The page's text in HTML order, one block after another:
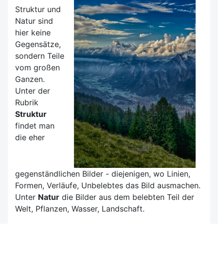
Struktur und
Natur sind
hier keine
Gegensätze,
sondern Teile
vom großen
Ganzen.
Unter der
Rubrik
Struktur
findet man
die eher
gegenständlichen Bilder - diejenigen, wo Linien,
Formen, Verläufe, Unbelebtes das Bild ausmachen.
Unter Natur die Bilder aus dem belebten Teil der
Welt, Pflanzen, Wasser, Landschaft.